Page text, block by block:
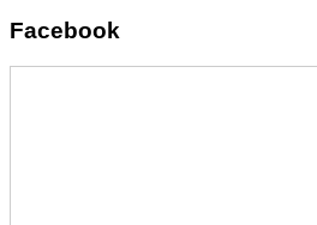
Facebook